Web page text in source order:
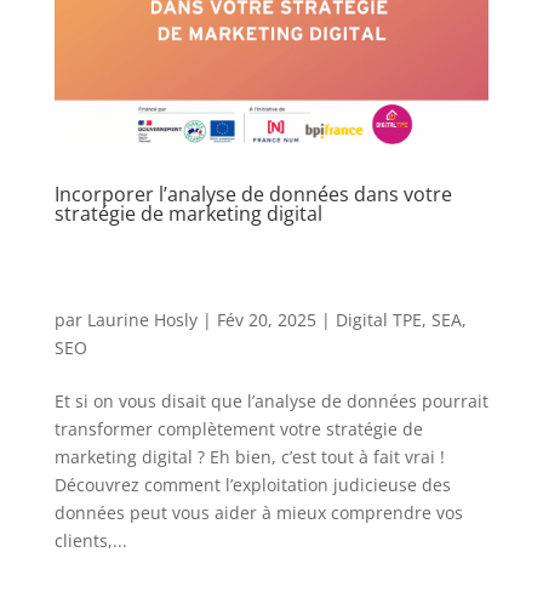
Incorporer l’analyse de données dans votre
stratégie de marketing digital
par Laurine Hosly| Fév 20, 2025| Digital TPE, SEA,
SEO
Et si on vous disait que l’analyse de données pourrait
transformer complètement votre stratégie de
marketing digital ? Eh bien, c’est tout à fait vrai !
Découvrez comment l’exploitation judicieuse des
données peut vous aider à mieux comprendre vos
clients,...